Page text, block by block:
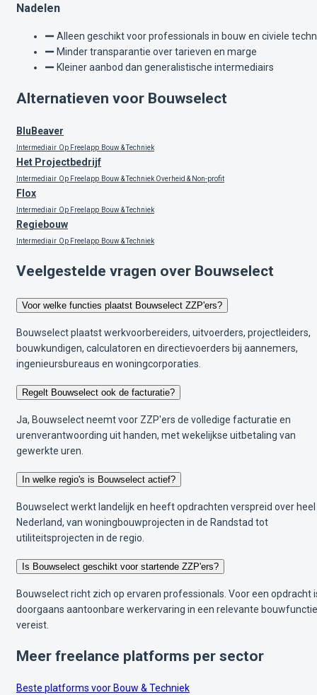
Nadelen
Alleen geschikt voor professionals in bouw en civiele
Minder transparantie over tarieven en marge
Kleiner aanbod dan generalistische intermediairs
Alternatieven voor Bouwselect
BluBeaver
Intermediair Op Freelapp Bouw & Techniek
Het Projectbedrijf
Intermediair Op Freelapp Bouw & Techniek Overheid & Non-profit
Flox
Intermediair Op Freelapp Bouw & Techniek
Regiebouw
Intermediair Op Freelapp Bouw & Techniek
Veelgestelde vragen over Bouwselect
Voor welke functies plaatst Bouwselect ZZP'ers?
Bouwselect plaatst werkvoorbereiders, uitvoerders, projectleiders,
bouwkundigen, calculatoren en directievoerders bij aannemers,
ingenieursbureaus en woningcorporaties.
Regelt Bouwselect ook de facturatie?
Ja, Bouwselect neemt voor ZZP'ers de volledige facturatie en
urenverantwoording uit handen, met wekelijkse uitbetaling van
gewerkte uren.
In welke regio's is Bouwselect actief?
Bouwselect werkt landelijk en heeft opdrachten verspreid over heel
Nederland, van woningbouwprojecten in de Randstad tot
utiliteitsprojecten in de regio.
Is Bouwselect geschikt voor startende ZZP'ers?
Bouwselect richt zich op ervaren professionals. Voor een opdracht
doorgaans aantoonbare werkervaring in een relevante bouwfunctie
vereist.
Meer freelance platforms per sector
Beste platforms voor Bouw & Techniek